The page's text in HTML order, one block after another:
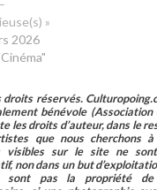
»
2026
droits réservés.
bénévole
les droits d’auteur, dans le
que nous cherchons
visibles sur le site ne
non dans un but
pas la propriété de